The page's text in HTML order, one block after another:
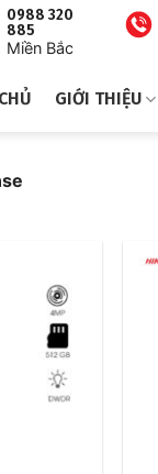
0988 320
885
Miền Bắc
GIỚI THIỆU